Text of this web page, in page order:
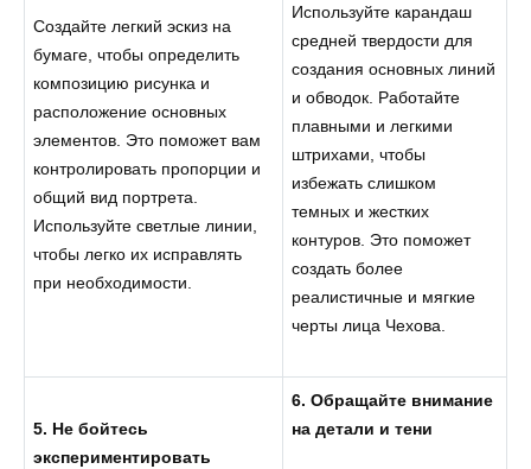
Создайте легкий эскиз на
бумаге, чтобы определить
композицию рисунка и
расположение основных
элементов. Это поможет вам
контролировать пропорции и
общий вид портрета.
Используйте светлые линии,
чтобы легко их исправлять
при необходимости.
Используйте карандаш
средней твердости для
создания основных линий
и обводок. Работайте
плавными и легкими
штрихами, чтобы
избежать слишком
темных и жестких
контуров. Это поможет
создать более
реалистичные и мягкие
черты лица Чехова.
5. Не бойтесь
экспериментировать
6. Обращайте внимание
на детали и тени